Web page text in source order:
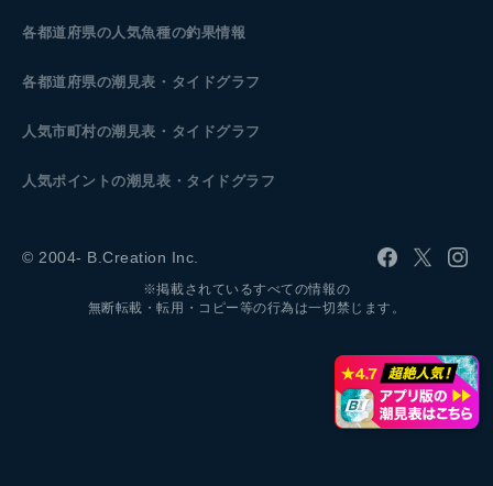
各都道府県の人気魚種の釣果情報
各都道府県の潮見表 ・タイドグラフ
人気市町村の潮見表・タイドグラフ
人気ポイントの潮見表・タイドグラフ
© 2004- B.Creation Inc.
※掲載されているすべての情報の
無断転載・転用・コピー等の行為は一切禁じます。